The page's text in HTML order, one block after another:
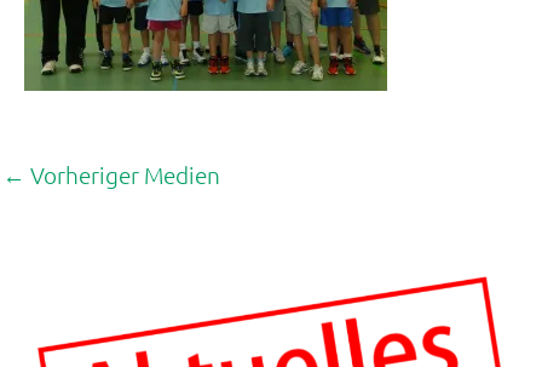
← Vorheriger Medien